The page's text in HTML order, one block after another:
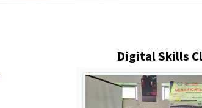
Digital Skills